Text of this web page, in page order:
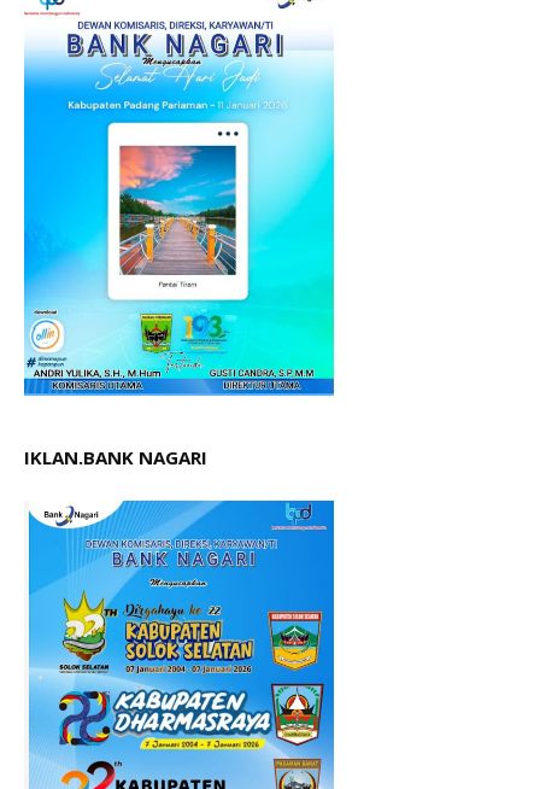
IKLAN.BANK NAGARI